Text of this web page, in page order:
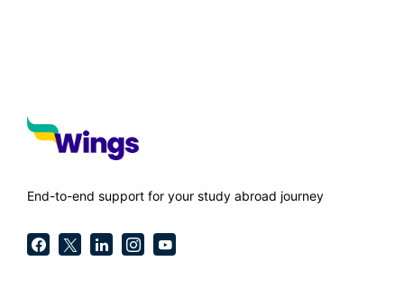
End-to-end support for your study abroad journey